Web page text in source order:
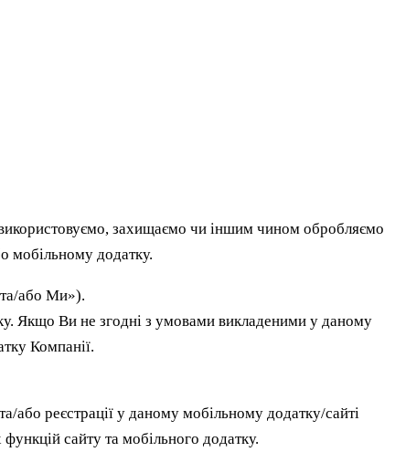
захищаємо чи іншим чином обробляємо
мобільному додатку.
або Ми»).
Якщо Ви не згодні з умовами викладеними у даному
Компанії.
або реєстрації у даному мобільному додатку/сайті
сайту та мобільного додатку.